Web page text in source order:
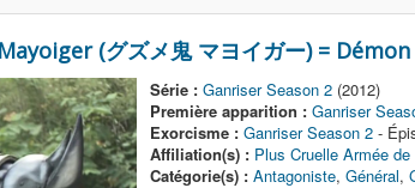
(グズメ鬼 マヨイガー) =
Série : Ganriser Season 2 (2012)
Première apparition : Ganriser
Exorcisme : Ganriser Season 2 -
Affiliation(s) : Plus Cruelle Armée
Catégorie(s) : Antagoniste,Général,